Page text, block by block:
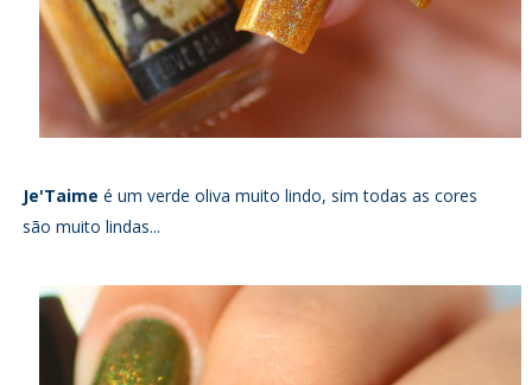
Je'Taime é um verde oliva muito lindo, sim todas as cores
são muito lindas...